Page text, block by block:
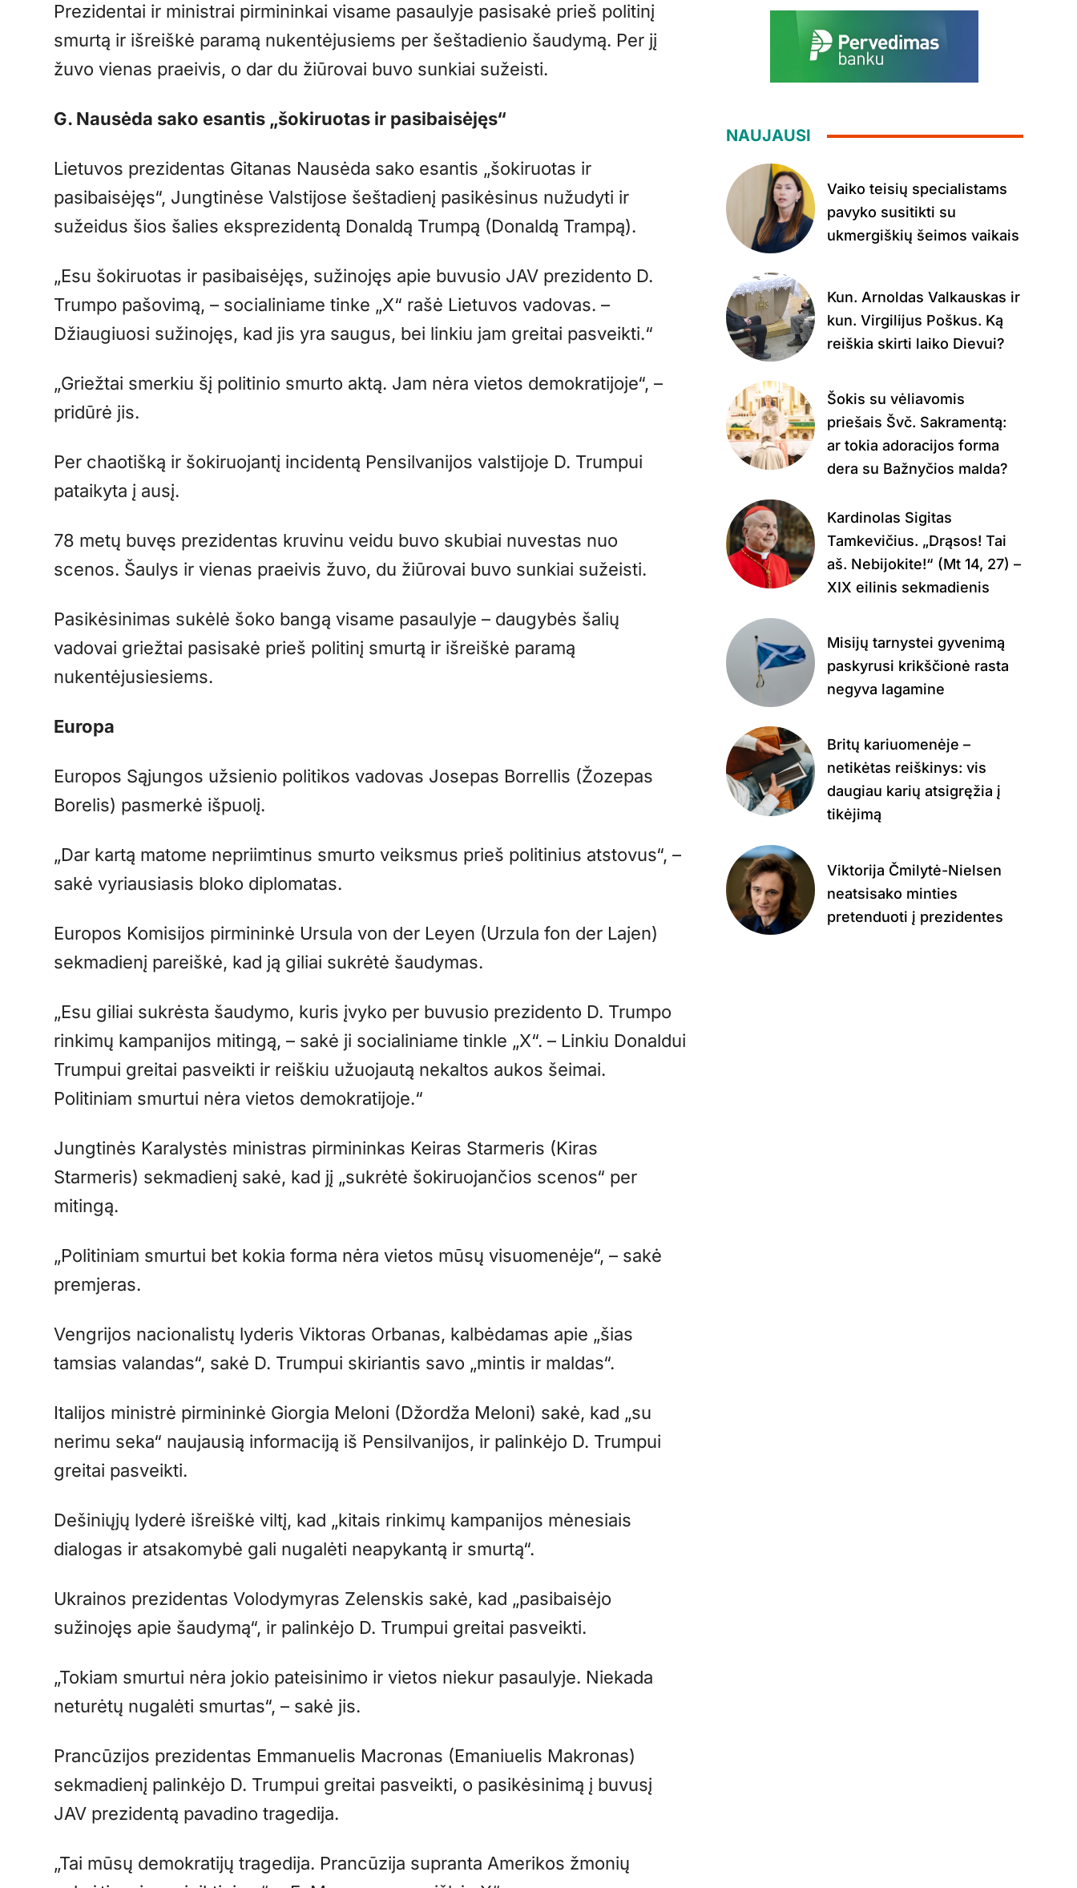
Prezidentai ir ministrai pirmininkai visame pasaulyje pasisakė prieš politinį
smurtą ir išreiškė paramą nukentėjusiems per šeštadienio šaudymą. Per jį
žuvo vienas praeivis, o dar du žiūrovai buvo sunkiai sužeisti.
G. Nausėda sako esantis „šokiruotas ir pasibaisėjęs“
Lietuvos prezidentas Gitanas Nausėda sako esantis „šokiruotas ir
pasibaisėjęs“, Jungtinėse Valstijose šeštadienį pasikėsinus nužudyti ir
sužeidus šios šalies eksprezidentą Donaldą Trumpą (Donaldą Trampą).
„Esu šokiruotas ir pasibaisėjęs, sužinojęs apie buvusio JAV prezidento D.
Trumpo pašovimą, – socialiniame tinke „X“ rašė Lietuvos vadovas. –
Džiaugiuosi sužinojęs, kad jis yra saugus, bei linkiu jam greitai pasveikti.“
„Griežtai smerkiu šį politinio smurto aktą. Jam nėra vietos demokratijoje“, –
pridūrė jis.
Per chaotišką ir šokiruojantį incidentą Pensilvanijos valstijoje D. Trumpui
pataikyta į ausį.
78 metų buvęs prezidentas kruvinu veidu buvo skubiai nuvestas nuo
scenos. Šaulys ir vienas praeivis žuvo, du žiūrovai buvo sunkiai sužeisti.
Pasikėsinimas sukėlė šoko bangą visame pasaulyje – daugybės šalių
vadovai griežtai pasisakė prieš politinį smurtą ir išreiškė paramą
nukentėjusiesiems.
Europa
Europos Sąjungos užsienio politikos vadovas Josepas Borrellis (Žozepas
Borelis) pasmerkė išpuolį.
„Dar kartą matome nepriimtinus smurto veiksmus prieš politinius atstovus“, –
sakė vyriausiasis bloko diplomatas.
Europos Komisijos pirmininkė Ursula von der Leyen (Urzula fon der Lajen)
sekmadienį pareiškė, kad ją giliai sukrėtė šaudymas.
„Esu giliai sukrėsta šaudymo, kuris įvyko per buvusio prezidento D. Trumpo
rinkimų kampanijos mitingą, – sakė ji socialiniame tinkle „X“. – Linkiu Donaldui
Trumpui greitai pasveikti ir reiškiu užuojautą nekaltos aukos šeimai.
Politiniam smurtui nėra vietos demokratijoje.“
Jungtinės Karalystės ministras pirmininkas Keiras Starmeris (Kiras
Starmeris) sekmadienį sakė, kad jį „sukrėtė šokiruojančios scenos“ per
mitingą.
„Politiniam smurtui bet kokia forma nėra vietos mūsų visuomenėje“, – sakė
premjeras.
Vengrijos nacionalistų lyderis Viktoras Orbanas, kalbėdamas apie „šias
tamsias valandas“, sakė D. Trumpui skiriantis savo „mintis ir maldas“.
Italijos ministrė pirmininkė Giorgia Meloni (Džordža Meloni) sakė, kad „su
nerimu seka“ naujausią informaciją iš Pensilvanijos, ir palinkėjo D. Trumpui
greitai pasveikti.
Dešiniųjų lyderė išreiškė viltį, kad „kitais rinkimų kampanijos mėnesiais
dialogas ir atsakomybė gali nugalėti neapykantą ir smurtą“.
Ukrainos prezidentas Volodymyras Zelenskis sakė, kad „pasibaisėjo
sužinojęs apie šaudymą“, ir palinkėjo D. Trumpui greitai pasveikti.
„Tokiam smurtui nėra jokio pateisinimo ir vietos niekur pasaulyje. Niekada
neturėtų nugalėti smurtas“, – sakė jis.
Prancūzijos prezidentas Emmanuelis Macronas (Emaniuelis Makronas)
sekmadienį palinkėjo D. Trumpui greitai pasveikti, o pasikėsinimą į buvusį
JAV prezidentą pavadino tragedija.
„Tai mūsų demokratijų tragedija. Prancūzija supranta Amerikos žmonių
NAUJAUSI
Vaiko teisių specialistams
pavyko susitikti su
ukmergiškių šeimos vaikais
Kun. Arnoldas Valkauskas ir
kun. Virgilijus Poškus. Ką
reiškia skirti laiko Dievui?
Šokis su vėliavomis
priešais Švč. Sakramentą:
ar tokia adoracijos forma
dera su Bažnyčios malda?
Kardinolas Sigitas
Tamkevičius. „Drąsos! Tai
aš. Nebijokite!“ (Mt 14, 27) –
XIX eilinis sekmadienis
Misijų tarnystei gyvenimą
paskyrusi krikščionė rasta
negyva lagamine
Britų kariuomenėje –
netikėtas reiškinys: vis
daugiau karių atsigręžia į
tikėjimą
Viktorija Čmilytė-Nielsen
neatsisako minties
pretenduoti į prezidentes